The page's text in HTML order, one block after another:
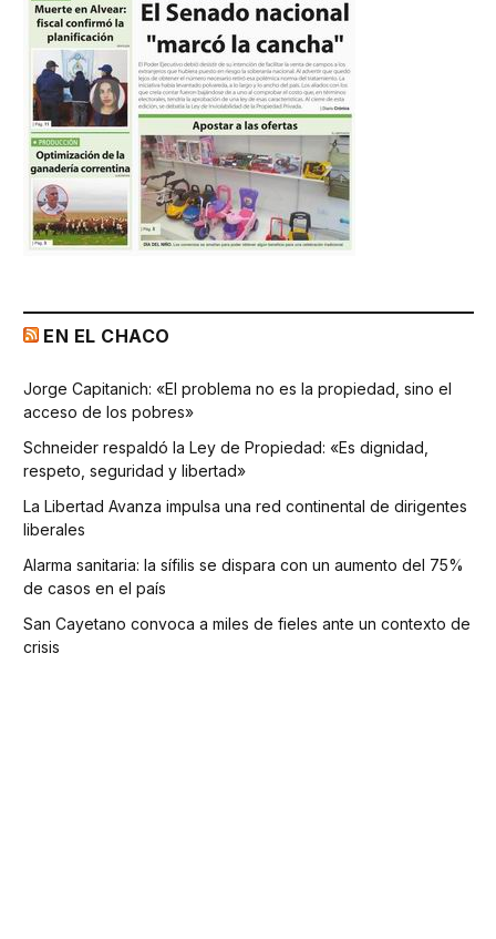
EN EL CHACO
Jorge Capitanich: «El problema no es la propiedad, sino el
acceso de los pobres»
Schneider respaldó la Ley de Propiedad: «Es dignidad,
respeto, seguridad y libertad»
La Libertad Avanza impulsa una red continental de dirigentes
liberales
Alarma sanitaria: la sífilis se dispara con un aumento del 75%
de casos en el país
San Cayetano convoca a miles de fieles ante un contexto de
crisis